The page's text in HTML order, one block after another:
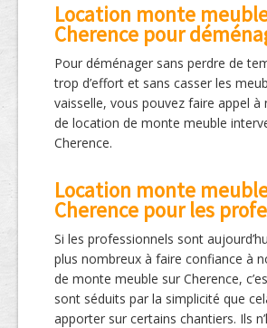
Location monte
Cherence pour
Pour déménager sans perdre de
trop d’effort et sans casser les
vaisselle, vous pouvez faire appel à
de location de monte meuble
Cherence.
Location monte
Cherence pour les
Si les professionnels sont
plus nombreux à faire confiance à
de monte meuble sur Cherence,
sont séduits par la simplicité que
apporter sur certains chantiers. Ils